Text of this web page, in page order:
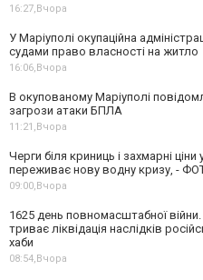
16:27,Вчора
У Маріуполі окупаційна
судами право власності на житло
16:06,Вчора
В окупованому Маріуполі
загрози атаки БПЛА
11:21,Вчора
Черги біля криниць і захмарні
переживає нову водну кризу, -
09:00,Вчора
1625 день повномасштабної
триває ліквідація наслідків
хаби
08:54,Вчора